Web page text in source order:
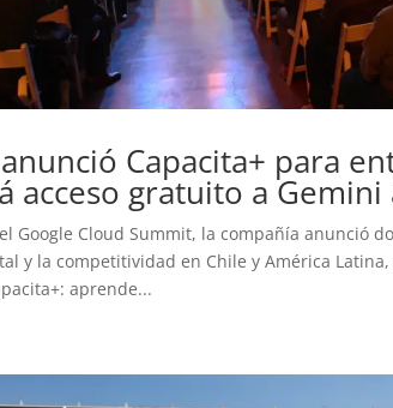
Capacita+ para
acceso gratuito a
Google Cloud Summit, la compañía anunció
y la competitividad en Chile y América
aprende...